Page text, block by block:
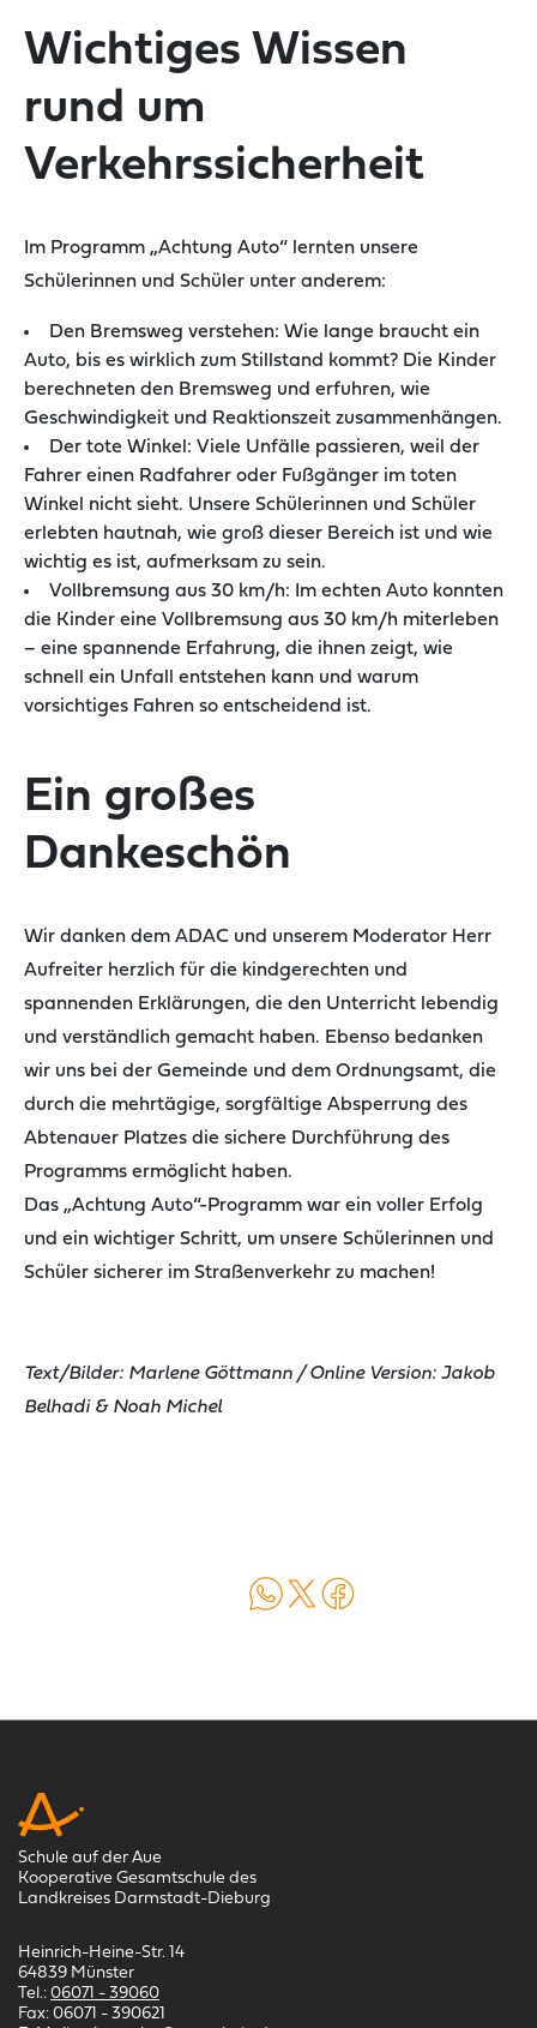
Wichtiges Wissen
rund um
Verkehrssicherheit
Im Programm „Achtung Auto“ lernten unsere
Schülerinnen und Schüler unter anderem:
Den Bremsweg verstehen: Wie lange braucht ein
Auto, bis es wirklich zum Stillstand kommt? Die Kinder
berechneten den Bremsweg und erfuhren, wie
Geschwindigkeit und Reaktionszeit zusammenhängen.
Der tote Winkel: Viele Unfälle passieren, weil der
Fahrer einen Radfahrer oder Fußgänger im toten
Winkel nicht sieht. Unsere Schülerinnen und Schüler
erlebten hautnah, wie groß dieser Bereich ist und wie
wichtig es ist, aufmerksam zu sein.
Vollbremsung aus 30 km/h: Im echten Auto konnten
die Kinder eine Vollbremsung aus 30 km/h miterleben
– eine spannende Erfahrung, die ihnen zeigt, wie
schnell ein Unfall entstehen kann und warum
vorsichtiges Fahren so entscheidend ist.
Ein großes
Dankeschön
Wir danken dem ADAC und unserem Moderator Herr
Aufreiter herzlich für die kindgerechten und
spannenden Erklärungen, die den Unterricht lebendig
und verständlich gemacht haben. Ebenso bedanken
wir uns bei der Gemeinde und dem Ordnungsamt, die
durch die mehrtägige, sorgfältige Absperrung des
Abtenauer Platzes die sichere Durchführung des
Programms ermöglicht haben.
Das „Achtung Auto“-Programm war ein voller Erfolg
und ein wichtiger Schritt, um unsere Schülerinnen und
Schüler sicherer im Straßenverkehr zu machen!
Text/Bilder: Marlene Göttmann / Online Version: Jakob
Belhadi & Noah Michel
Auf WhatsApp teilen
Auf X teilen
Auf Facebook teilen
Schule auf der Aue
Kooperative Gesamtschule des
Landkreises Darmstadt-Dieburg
Heinrich-Heine-Str. 14
64839 Münster
Tel.: 06071 - 39060
Fax: 06071 - 390621